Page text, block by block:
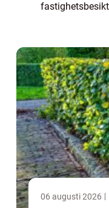
06 augusti 2026